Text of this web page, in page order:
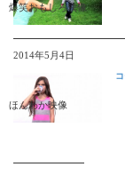
爆笑おもしろ映像
2014年5月4日
ほんわか映像